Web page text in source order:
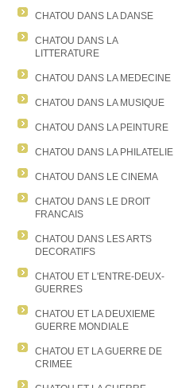
CHATOU DANS LA DANSE
CHATOU DANS LA
LITTERATURE
CHATOU DANS LA MEDECINE
CHATOU DANS LA MUSIQUE
CHATOU DANS LA PEINTURE
CHATOU DANS LA PHILATELIE
CHATOU DANS LE CINEMA
CHATOU DANS LE DROIT
FRANCAIS
CHATOU DANS LES ARTS
DECORATIFS
CHATOU ET L'ENTRE-DEUX-
GUERRES
CHATOU ET LA DEUXIEME
GUERRE MONDIALE
CHATOU ET LA GUERRE DE
CRIMEE